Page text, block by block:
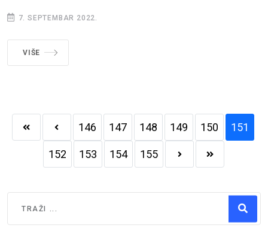
7. SEPTEMBAR 2022.
VIŠE
146 147 148 149 150 151
152 153 154 155
Type 2 or more characters for results.